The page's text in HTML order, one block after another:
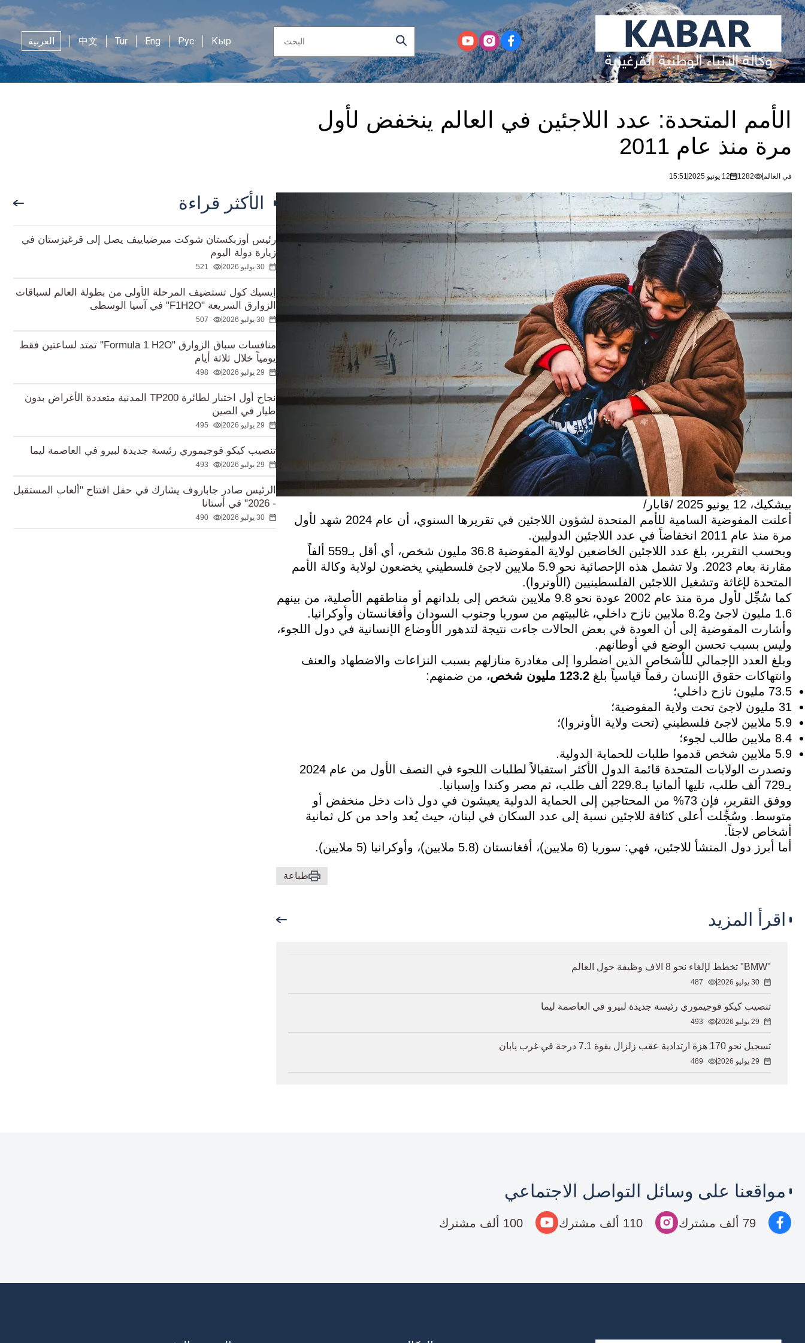
Кыр
Рус
Eng
Tur
中文 العربية
الأمم المتحدة: عدد اللاجئين في العالم ينخفض لأول
مرة منذ عام 2011
في العالم 1282 12 يونيو 2025 15:51
بيشكيك، 12 يونيو 2025 /قابار/
أعلنت المفوضية السامية للأمم المتحدة لشؤون اللاجئين في تقريرها السنوي، أن عام 2024 شهد لأول
مرة منذ عام 2011 انخفاضاً في عدد اللاجئين الدوليين.
وبحسب التقرير، بلغ عدد اللاجئين الخاضعين لولاية المفوضية 36.8 مليون شخص، أي أقل بـ559 ألفاً
مقارنة بعام 2023. ولا تشمل هذه الإحصائية نحو 5.9 ملايين لاجئ فلسطيني يخضعون لولاية وكالة الأمم
المتحدة لإغاثة وتشغيل اللاجئين الفلسطينيين (الأونروا).
كما سُجِّل لأول مرة منذ عام 2002 عودة نحو 9.8 ملايين شخص إلى بلدانهم أو مناطقهم الأصلية، من بينهم
1.6 مليون لاجئ و8.2 ملايين نازح داخلي، غالبيتهم من سوريا وجنوب السودان وأفغانستان وأوكرانيا.
وأشارت المفوضية إلى أن العودة في بعض الحالات جاءت نتيجة لتدهور الأوضاع الإنسانية في دول اللجوء،
وليس بسبب تحسن الوضع في أوطانهم.
وبلغ العدد الإجمالي للأشخاص الذين اضطروا إلى مغادرة منازلهم بسبب النزاعات والاضطهاد والعنف
وانتهاكات حقوق الإنسان رقماً قياسياً بلغ 123.2 مليون شخص
، من ضمنهم:
73.5 مليون نازح داخلي؛
31 مليون لاجئ تحت ولاية المفوضية؛
5.9 ملايين لاجئ فلسطيني (تحت ولاية الأونروا)؛
8.4 ملايين طالب لجوء؛
5.9 ملايين شخص قدموا طلبات للحماية الدولية.
وتصدرت الولايات المتحدة قائمة الدول الأكثر استقبالاً لطلبات اللجوء في النصف الأول من عام 2024
بـ729 ألف طلب، تليها ألمانيا بـ229.8 ألف طلب، ثم مصر وكندا وإسبانيا.
ووفق التقرير، فإن 73% من المحتاجين إلى الحماية الدولية يعيشون في دول ذات دخل منخفض أو
متوسط. وسُجِّلت أعلى كثافة للاجئين نسبة إلى عدد السكان في لبنان، حيث يُعد واحد من كل ثمانية
أشخاص لاجئاً.
أما أبرز دول المنشأ للاجئين، فهي: سوريا (6 ملايين)، أفغانستان (5.8 ملايين)، وأوكرانيا (5 ملايين).
طباعة
الأكثر قراءة
رئيس أوزبكستان شوكت ميرضياييف يصل إلى قرغيزستان في
زيارة دولة اليوم
30 يوليو 2026 521
إيسيك كول تستضيف المرحلة الأولى من بطولة العالم لسباقات
الزوارق السريعة "F1H2O" في آسيا الوسطى
30 يوليو 2026 507
منافسات سباق الزوارق "Formula 1 H2O" تمتد لساعتين فقط
يومياً خلال ثلاثة أيام
29 يوليو 2026 498
نجاح أول اختبار لطائرة TP200 المدنية متعددة الأغراض بدون
طيار في الصين
29 يوليو 2026 495
تنصيب كيكو فوجيموري رئيسة جديدة لبيرو في العاصمة ليما
29 يوليو 2026 493
الرئيس صادر جاباروف يشارك في حفل افتتاح "ألعاب المستقبل
- 2026" في أستانا
30 يوليو 2026 490
اقرأ المزيد
"BMW" تخطط لإلغاء نحو 8 آلاف وظيفة حول العالم
30 يوليو 2026 487
تنصيب كيكو فوجيموري رئيسة جديدة لبيرو في العاصمة ليما
29 يوليو 2026 493
تسجيل نحو 170 هزة ارتدادية عقب زلزال بقوة 7.1 درجة في غرب يابان
29 يوليو 2026 489
مواقعنا على وسائل التواصل الاجتماعي
79 ألف مشترك 110 ألف مشترك 100 ألف مشترك